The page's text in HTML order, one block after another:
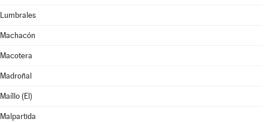
Lumbrales
Machacón
Macotera
Madroñal
Maíllo (El)
Malpartida